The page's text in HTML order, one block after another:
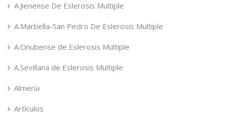
A.Jienense De Eslerosis Multiple
A.Marbella-San Pedro De Eslerosis Multiple
A.Onubense de Eslerosis Multiple
A.Sevillana de Eslerosis Multiple
Almería
Artículos